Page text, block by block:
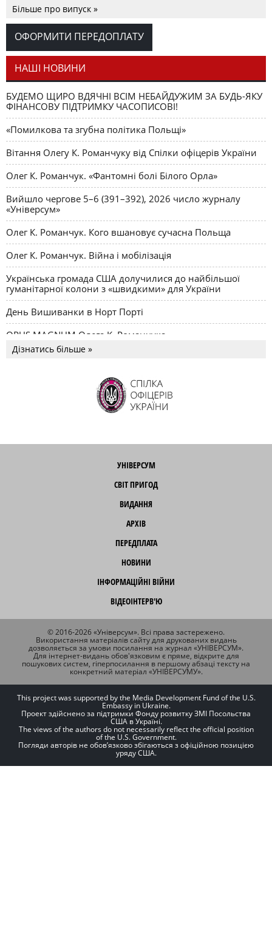
РЕЦЕНЗІЇ Петро Іванишин
Романчука
СЛОВО РЕДАКЦІЙНЕ Олег К. Романчук
як уособлення української політстратегії й тактики
Більше про випуск »
ОФОРМИТИ ПЕРЕДОПЛАТУ
НАШІ НОВИНИ
БУДЕМО ЩИРО ВДЯЧНІ ВСІМ НЕБАЙДУЖИМ ЗА БУДЬ-ЯКУ
ФІНАНСОВУ ПІДТРИМКУ ЧАСОПИСОВІ!
«Помилкова та згубна політика Польщі»
Вітання Олегу К. Романчуку від Спілки офіцерів України
Олег К. Романчук. «Фантомні болі Білого Орла»
Вийшло чергове 5–6 (391–392), 2026 число журналу
«Універсум»
Олег К. Романчук. Кого вшановує сучасна Польща
Олег К. Романчук. Війна і мобілізація
Українська громада США долучилися до найбільшої
гуманітарної колони з «швидкими» для України
День Вишиванки в Норт Порті
OPUS MAGNUM Олега К. Романчука
Дізнатись більше »
УНІВЕРСУМ
СВІТ ПРИГОД
ВИДАННЯ
АРХІВ
ПЕРЕДПЛАТА
НОВИНИ
ІНФОРМАЦІЙНІ ВІЙНИ
ВІДЕОІНТЕРВ'Ю
© 2016-2026 «Універсум». Всі права застережено.
Використання матеріалів сайту для друкованих видань
дозволяється за умови посилання на журнал «УНІВЕРСУМ».
Для інтернет-видань обов'язковим є пряме, відкрите для
пошукових систем, гіперпосилання в першому абзаці тексту на
конкретний матеріал «УНІВЕРСУМУ».
This project was supported by the Media Development Fund of the U.S.
Embassy in Ukraine.
Проект здійснено за підтримки Фонду розвитку ЗМІ Посольства
США в Україні.
The views of the authors do not necessarily reflect the official position
of the U.S. Government.
Погляди авторів не обов’язково збігаються з офіційною позицією
уряду США.